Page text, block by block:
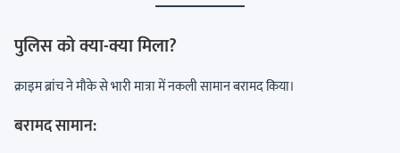
पुलिस को क्या-क्या मिला?
क्राइम ब्रांच ने मौके से भारी मात्रा में नकली सामान बरामद किया।
बरामद सामान: